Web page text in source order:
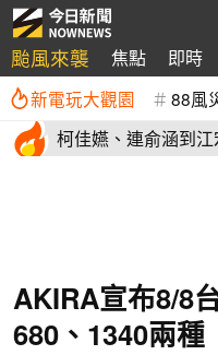
颱風來襲 焦點 即時
新電玩大觀園 88風
柯佳嬿、連俞涵到
AKIRA宣布8/8
680、1340兩